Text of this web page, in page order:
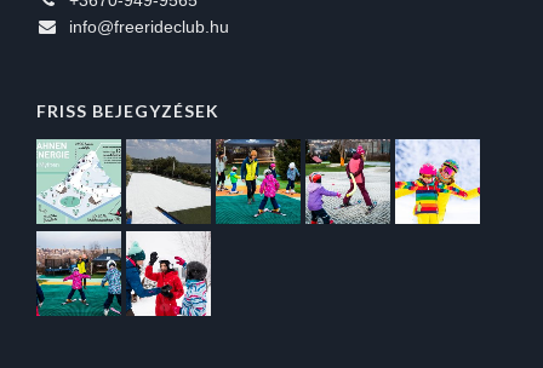
info@freerideclub.hu
FRISS BEJEGYZÉSEK